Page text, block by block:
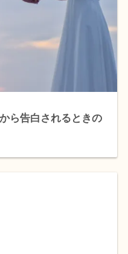
ら告白されるときの